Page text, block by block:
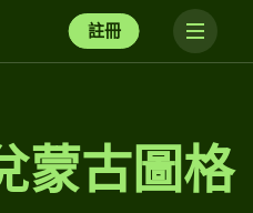
註冊
蒙古圖格